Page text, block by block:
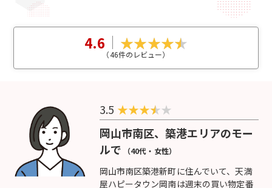
4.6
（46件のレビュー）
3.5 ★★★
★
岡山市南区、築港エリアのモー
ルで （40代・女性）
岡山市南区築港新町に住んでいて、天満
屋ハピータウン岡南は週末の買い物定番